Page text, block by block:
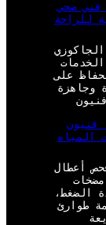
فني صحي
للراحة
على
وجاهزة
فنيون
المياه
أعطال
الضغط،
طوارئ